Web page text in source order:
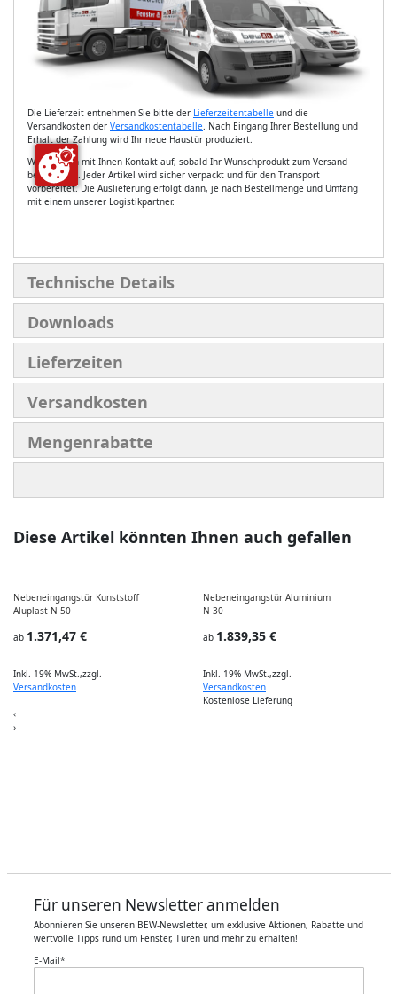
Die Lieferzeit entnehmen Sie bitte der Lieferzeitentabelle und die
Versandkosten der Versandkostentabelle. Nach Eingang Ihrer Bestellung und
Erhalt der Zahlung wird Ihr neue Haustür produziert.
Wir nehmen mit Ihnen Kontakt auf, sobald Ihr Wunschprodukt zum Versand
bereit steht. Jeder Artikel wird sicher verpackt und für den Transport
vorbereitet. Die Auslieferung erfolgt dann, je nach Bestellmenge und Umfang
mit einem unserer Logistikpartner.
Technische Details
Downloads
Lieferzeiten
Versandkosten
Mengenrabatte
Diese Artikel könnten Ihnen auch gefallen
Nebeneingangstür Kunststoff
Aluplast N 50
ab 1.371,47 €
Inkl. 19% MwSt.,zzgl.
Versandkosten
Nebeneingangstür Aluminium
N 30
ab 1.839,35 €
Inkl. 19% MwSt.,zzgl.
Versandkosten
Kostenlose Lieferung
‹
›
Für unseren Newsletter anmelden
Abonnieren Sie unseren BEW-Newsletter, um exklusive Aktionen, Rabatte und
wertvolle Tipps rund um Fenster, Türen und mehr zu erhalten!
E-Mail*